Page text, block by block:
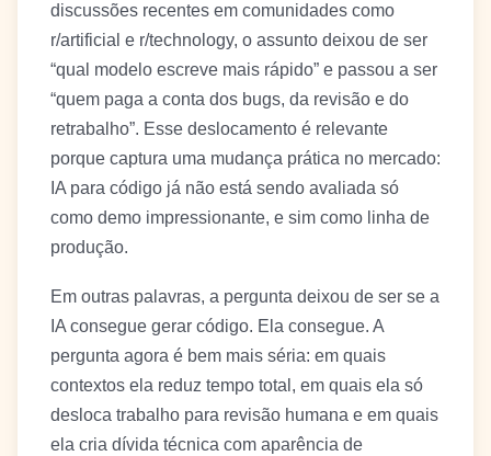
discussões recentes em comunidades como
r/artificial e r/technology, o assunto deixou de ser
“qual modelo escreve mais rápido” e passou a ser
“quem paga a conta dos bugs, da revisão e do
retrabalho”. Esse deslocamento é relevante
porque captura uma mudança prática no mercado:
IA para código já não está sendo avaliada só
como demo impressionante, e sim como linha de
produção.
Em outras palavras, a pergunta deixou de ser se a
IA consegue gerar código. Ela consegue. A
pergunta agora é bem mais séria: em quais
contextos ela reduz tempo total, em quais ela só
desloca trabalho para revisão humana e em quais
ela cria dívida técnica com aparência de